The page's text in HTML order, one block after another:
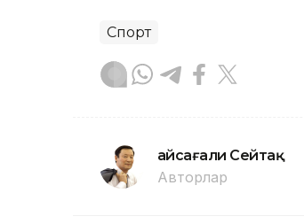
Спорт
Ғайсағали Сейтақ
Авторлар